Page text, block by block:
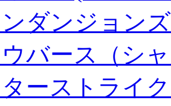
ダンジョン
バース（シ
ーストライ